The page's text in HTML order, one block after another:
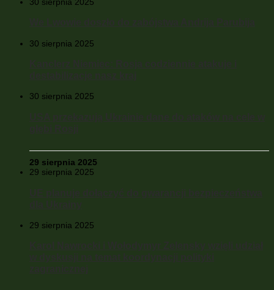
30 sierpnia 2025
30 sierpnia 2025
29 sierpnia 2025
29 sierpnia 2025
29 sierpnia 2025